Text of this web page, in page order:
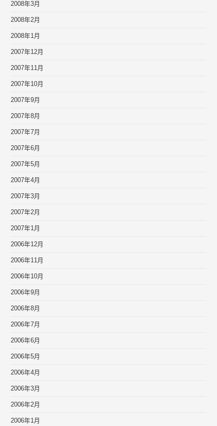
2008年3月
2008年2月
2008年1月
2007年12月
2007年11月
2007年10月
2007年9月
2007年8月
2007年7月
2007年6月
2007年5月
2007年4月
2007年3月
2007年2月
2007年1月
2006年12月
2006年11月
2006年10月
2006年9月
2006年8月
2006年7月
2006年6月
2006年5月
2006年4月
2006年3月
2006年2月
2006年1月